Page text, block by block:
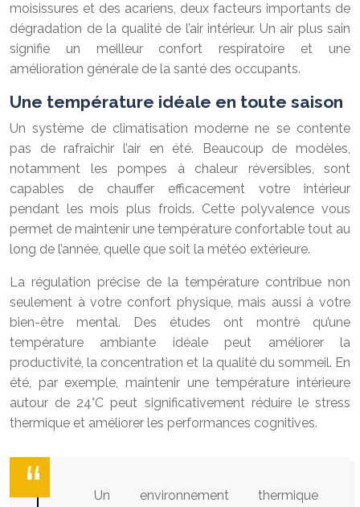
moisissures et des acariens, deux facteurs importants de
dégradation de la qualité de l’air intérieur. Un air plus sain
signifie un meilleur confort respiratoire et une
amélioration générale de la santé des occupants.
Une température idéale en toute saison
Un système de climatisation moderne ne se contente
pas de rafraîchir l’air en été. Beaucoup de modèles,
notamment les pompes à chaleur réversibles, sont
capables de chauffer efficacement votre intérieur
pendant les mois plus froids. Cette polyvalence vous
permet de maintenir une température confortable tout au
long de l’année, quelle que soit la météo extérieure.
La régulation précise de la température contribue non
seulement à votre confort physique, mais aussi à votre
bien-être mental. Des études ont montré qu’une
température ambiante idéale peut améliorer la
productivité, la concentration et la qualité du sommeil. En
été, par exemple, maintenir une température intérieure
autour de 24°C peut significativement réduire le stress
thermique et améliorer les performances cognitives.
Un environnement thermique